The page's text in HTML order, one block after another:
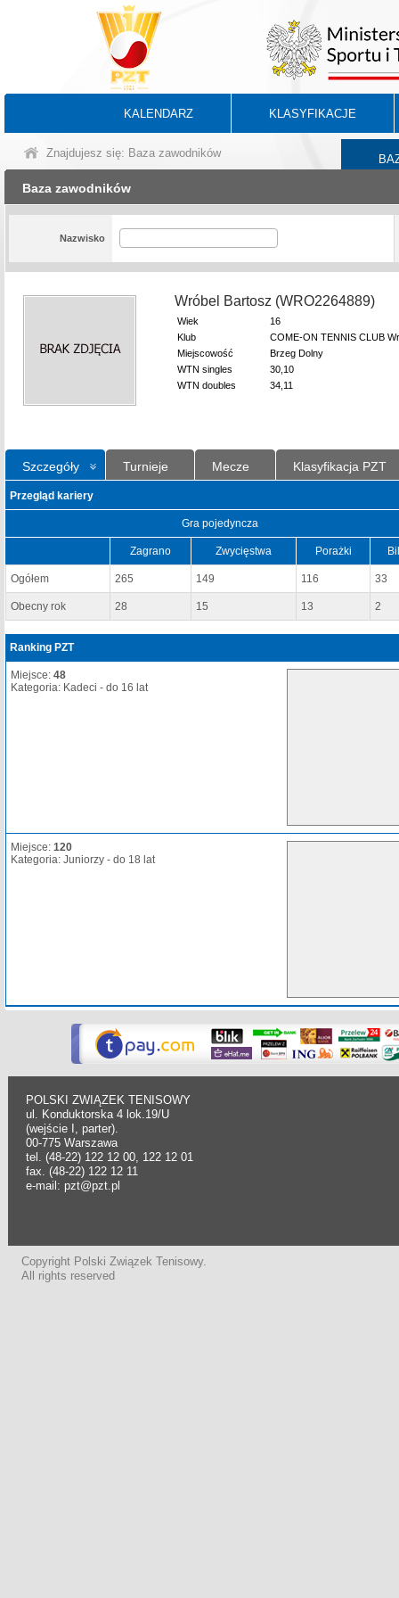
KALENDARZ KLASYFIKACJE
Znajdujesz się: Baza zawodników
Baza zawodników
Nazwisko
Wróbel Bartosz (WRO2264889)
Wiek
16
Klub
COME-ON TENNIS CLUB
Miejscowość
Brzeg Dolny
WTN singles
30,10
WTN doubles
34,11
Szczegóły Turnieje Mecze Klasyfikacja PZT
Przegląd kariery
Gra pojedyncza
Zagrano Zwycięstwa Porażki
Ogółem 265 149 116 33
Obecny rok 28 15 13 2
Ranking PZT
Miejsce: 48
Kategoria: Kadeci - do 16 lat
Miejsce: 120
Kategoria: Juniorzy - do 18 lat
POLSKI ZWIĄZEK TENISOWY
ul. Konduktorska 4 lok.19/U
(wejście I, parter).
00-775 Warszawa
tel. (48-22) 122 12 00, 122 12 01
fax. (48-22) 122 12 11
e-mail: pzt@pzt.pl
Copyright Polski Związek Tenisowy.
All rights reserved